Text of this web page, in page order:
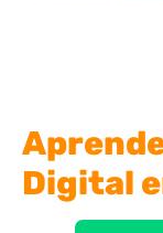
Digital